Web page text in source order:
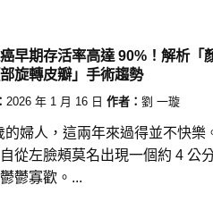
早期存活率高達 90%！解析「
部旋轉皮瓣」手術趨勢
2026 年 1 月 16 日 作者： 劉 一璇
的婦人，這兩年來過得並不快樂
從左臉頰莫名出現一個約 4 公
鬱寡歡。...